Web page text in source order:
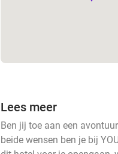
Lees meer
Ben jij toe aan een
beide wensen ben je bij